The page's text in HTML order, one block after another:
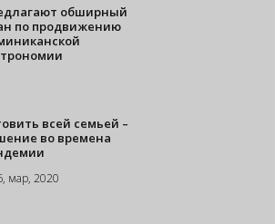
обширный
по продвижению
всей семьей –
во времена
мар, 2020